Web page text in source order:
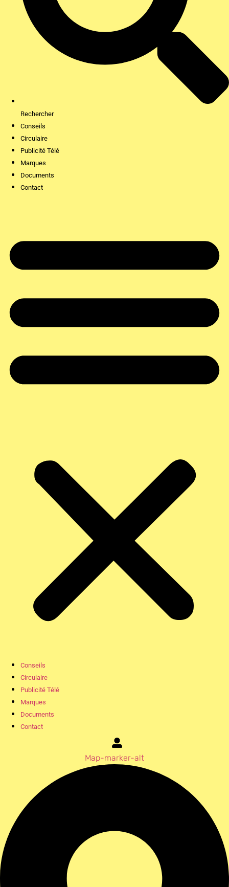
Rechercher
Conseils
Circulaire
Publicité Télé
Marques
Documents
Contact
Conseils
Circulaire
Publicité Télé
Marques
Documents
Contact
Map-marker-alt